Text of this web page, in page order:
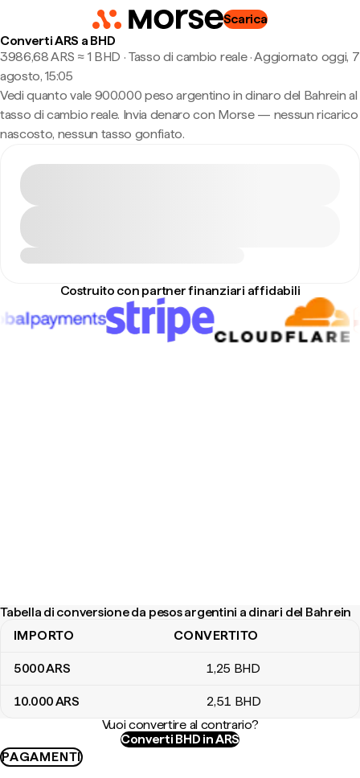
Scarica
Converti ARS a BHD
3986,68 ARS ≈ 1 BHD · Tasso di cambio reale·Aggiornato oggi, 7
agosto, 15:05
Vedi quanto vale 900.000 peso argentino in dinaro del Bahrein al
tasso di cambio reale. Invia denaro con Morse — nessun ricarico
nascosto, nessun tasso gonfiato.
Costruito con partner finanziari affidabili
Tabella di conversione da pesos argentini a dinari del Bahrein
Tabella di conversione da pesos argentini a dinari del Bahrein
IMPORTO CONVERTITO
5000ARS 1,25 BHD
10.000ARS 2,51 BHD
Vuoi convertire al contrario?
Converti BHD in ARS
PAGAMENTI